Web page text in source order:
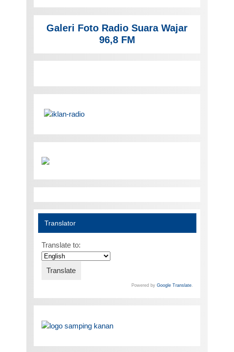
Galeri Foto Radio Suara Wajar
96,8 FM
Translator
Translate to:
Powered by Google Translate.